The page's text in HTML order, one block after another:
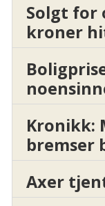
Solgt for
kroner
Kronikk:
bremser
Axer